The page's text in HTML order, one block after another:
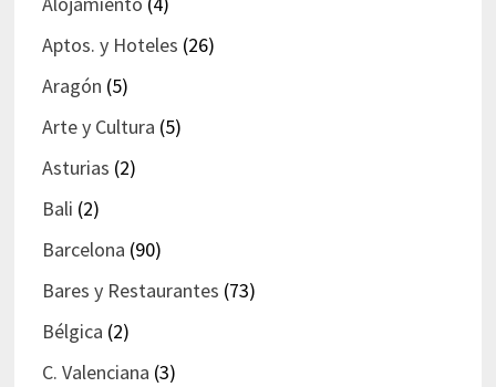
Aptos. y Hoteles (26)
Aragón (5)
Arte y Cultura (5)
Asturias (2)
Bali (2)
Barcelona (90)
Bares y Restaurantes (73)
Bélgica (2)
C. Valenciana (3)